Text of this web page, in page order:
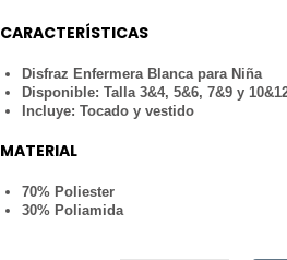
CARACTERÍSTICAS
Disfraz Enfermera Blanca para Niña
Disponible: Talla 3&4, 5&6, 7&9 y
Incluye: Tocado y vestido
MATERIAL
70% Poliester
30% Poliamida